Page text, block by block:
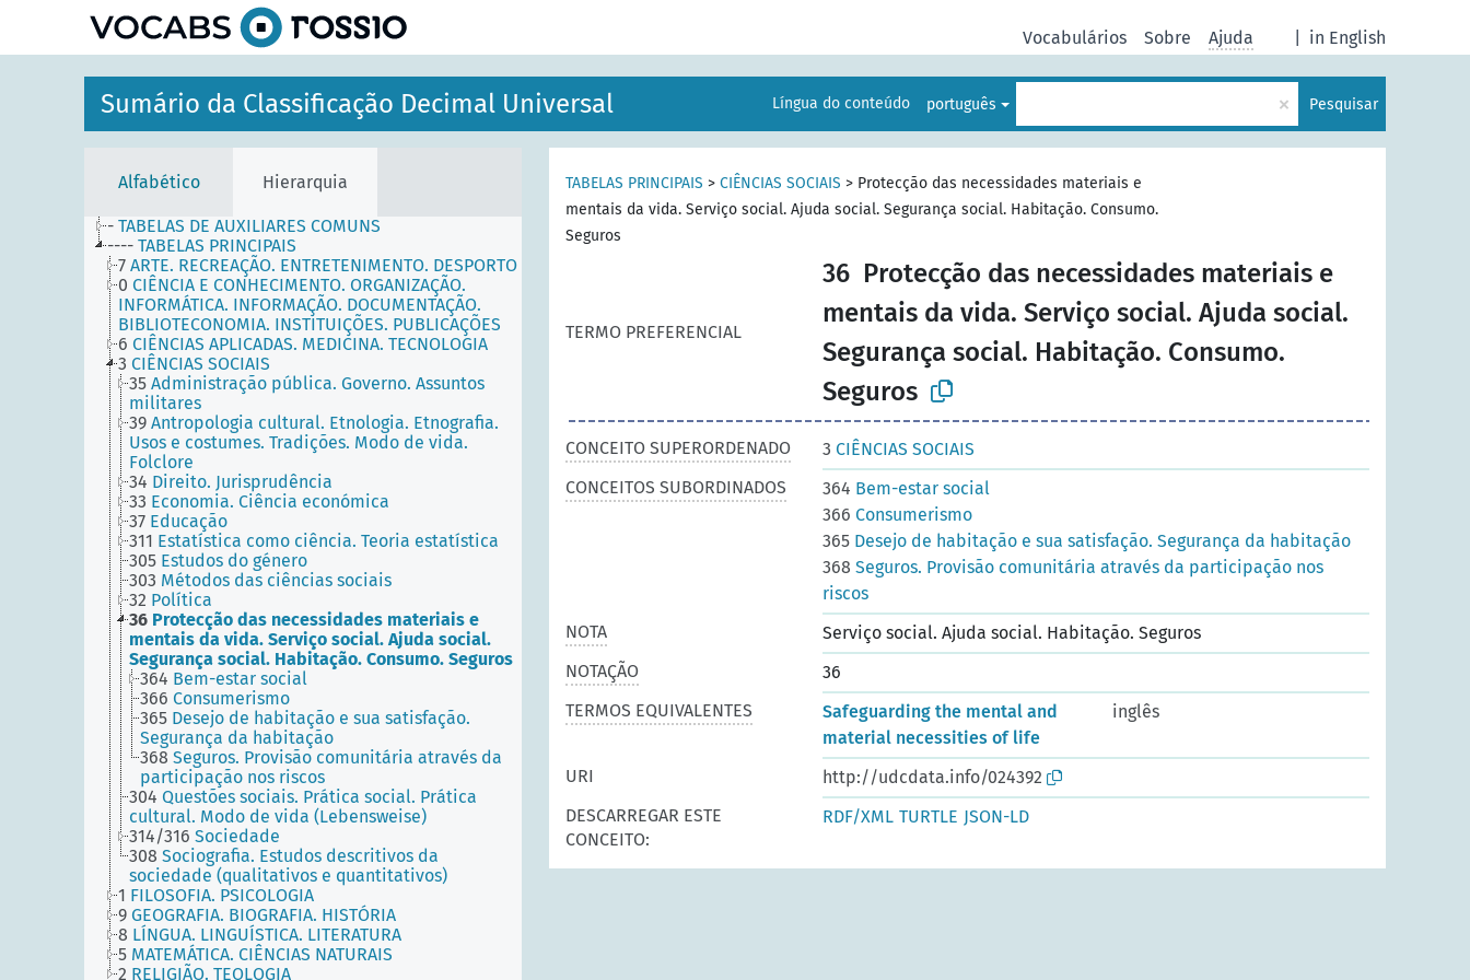
in English
Vocabulários Sobre Ajuda
Sumário da Classificação Decimal Universal Língua do conteúdo português × Pesquisar
Alfabético Hierarquia
- TABELAS DE AUXILIARES COMUNS
---- TABELAS PRINCIPAIS
7 ARTE. RECREAÇÃO. ENTRETENIMENTO. DESPORTO
0 CIÊNCIA E CONHECIMENTO. ORGANIZAÇÃO.
INFORMÁTICA. INFORMAÇÃO. DOCUMENTAÇÃO.
BIBLIOTECONOMIA. INSTITUIÇÕES. PUBLICAÇÕES
6 CIÊNCIAS APLICADAS. MEDICINA. TECNOLOGIA
3 CIÊNCIAS SOCIAIS
35 Administração pública. Governo. Assuntos
militares
39 Antropologia cultural. Etnologia. Etnografia.
Usos e costumes. Tradições. Modo de vida.
Folclore
34 Direito. Jurisprudência
33 Economia. Ciência económica
37 Educação
311 Estatística como ciência. Teoria estatística
305 Estudos do género
303 Métodos das ciências sociais
32 Política
36 Protecção das necessidades materiais e
mentais da vida. Serviço social. Ajuda social.
Segurança social. Habitação. Consumo. Seguros
364 Bem-estar social
366 Consumerismo
365 Desejo de habitação e sua satisfação.
Segurança da habitação
368 Seguros. Provisão comunitária através da
participação nos riscos
304 Questões sociais. Prática social. Prática
cultural. Modo de vida (Lebensweise)
314/316 Sociedade
308 Sociografia. Estudos descritivos da
sociedade (qualitativos e quantitativos)
1 FILOSOFIA. PSICOLOGIA
9 GEOGRAFIA. BIOGRAFIA. HISTÓRIA
8 LÍNGUA. LINGUÍSTICA. LITERATURA
5 MATEMÁTICA. CIÊNCIAS NATURAIS
2 RELIGIÃO. TEOLOGIA
TABELAS PRINCIPAIS > CIÊNCIAS SOCIAIS > Protecção das necessidades materiais e
mentais da vida. Serviço social. Ajuda social. Segurança social. Habitação. Consumo.
Seguros
TERMO PREFERENCIAL
36 Protecção das necessidades materiais e
mentais da vida. Serviço social. Ajuda social.
Segurança social. Habitação. Consumo.
Seguros
CONCEITO SUPERORDENADO 3 CIÊNCIAS SOCIAIS
CONCEITOS SUBORDINADOS
364 Bem-estar social
366 Consumerismo
365 Desejo de habitação e sua satisfação. Segurança da habitação
368 Seguros. Provisão comunitária através da participação nos
riscos
NOTA
Serviço social. Ajuda social. Habitação. Seguros
NOTAÇÃO
36
TERMOS EQUIVALENTES
Safeguarding the mental and
material necessities of life
inglês
URI
http://udcdata.info/024392
DESCARREGAR ESTE
CONCEITO:
RDF/XML TURTLE JSON-LD